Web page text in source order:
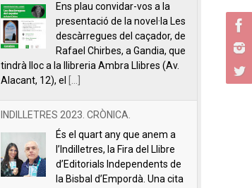
Ens plau convidar-vos a la
presentació de la novel·la Les
descàrregues del caçador, de
Rafael Chirbes, a Gandia, que
tindrà lloc a la llibreria Ambra Llibres (Av.
Alacant, 12), el
INDILLETRES 2023. CRÒNICA.
És el quart any que anem a
l’Indilletres, la Fira del Llibre
d’Editorials Independents de
la Bisbal d’Empordà. Una cita